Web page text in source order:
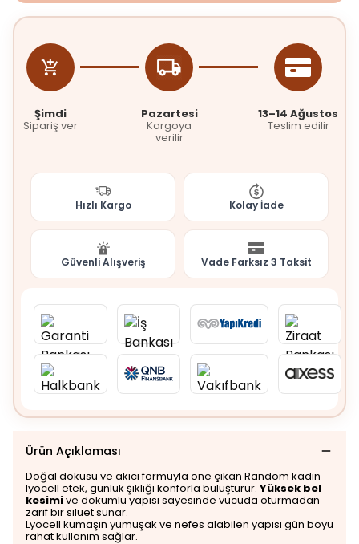
Şimdi
Sipariş ver
Pazartesi
Kargoya
verilir
13–14 Ağustos
Teslim edilir
Hızlı Kargo Kolay İade
Güvenli Alışveriş Vade Farksız 3 Taksit
Ürün Açıklaması
Doğal dokusu ve akıcı formuyla öne çıkan Random kadın
lyocell etek, günlük şıklığı konforla buluşturur. Yüksek bel
kesimive dökümlü yapısı sayesinde vücuda oturmadan
zarif bir silüet sunar.
Lyocell kumaşın yumuşak ve nefes alabilen yapısı gün boyu
rahat kullanım sağlar.